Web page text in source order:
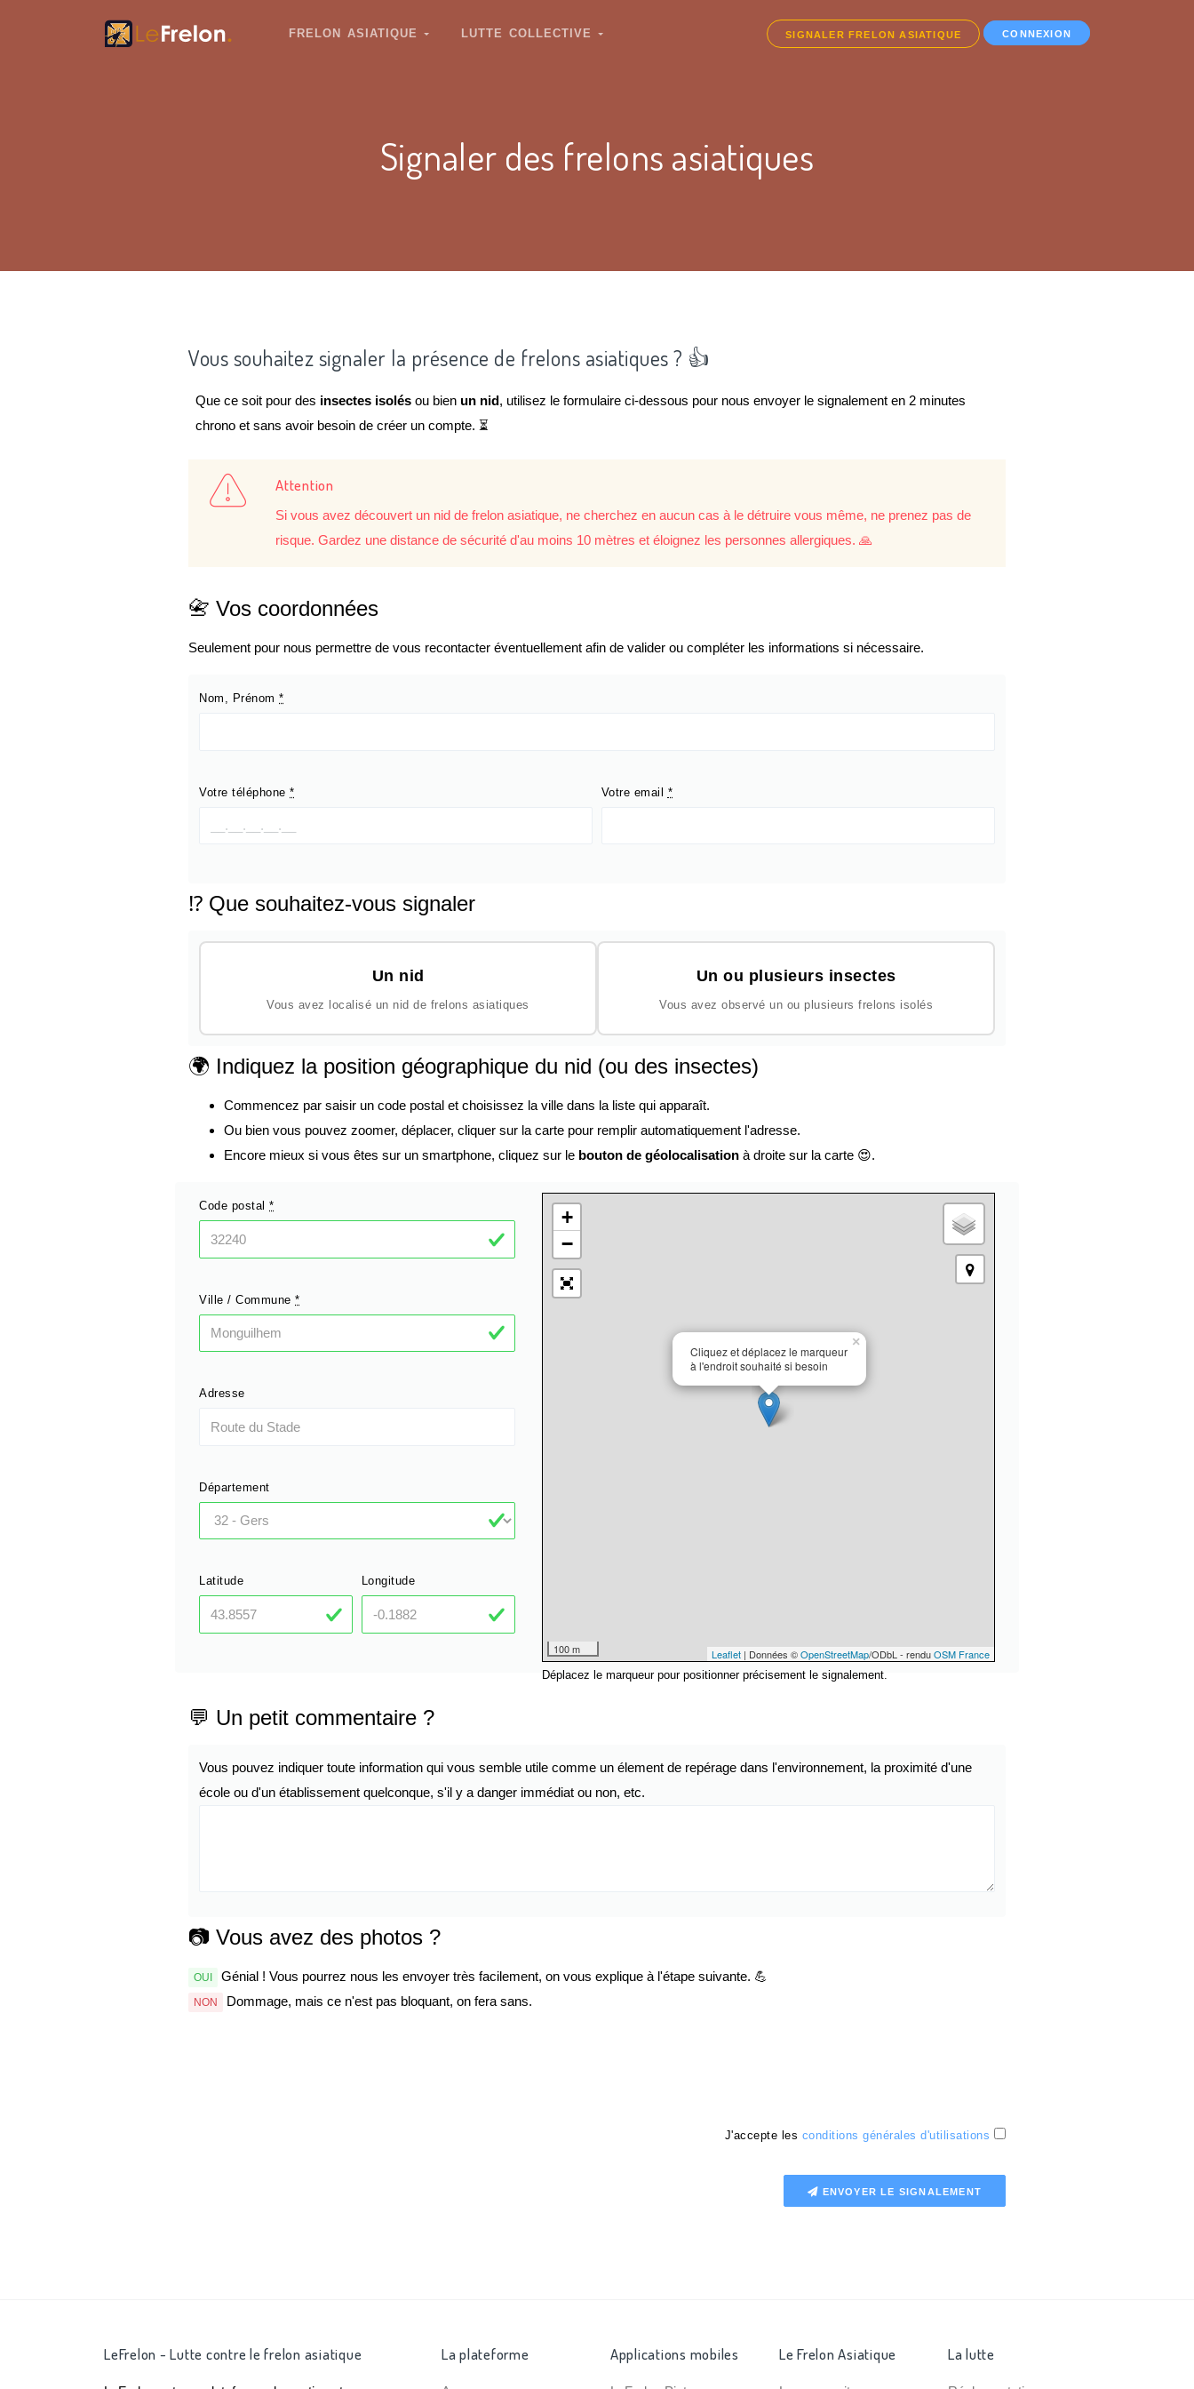
FRELON ASIATIQUE LUTTE COLLECTIVE SIGNALER FRELON ASIATIQUE CONNEXION
Signaler des frelons asiatiques
Vous souhaitez signaler la présence de frelons asiatiques ? 👍
Que ce soit pour des insectes isolés ou bien un nid, utilisez le formulaire ci-dessous pour nous envoyer le signalement en 2 minutes
chrono et sans avoir besoin de créer un compte. ⏳
Attention
Si vous avez découvert un nid de frelon asiatique, ne cherchez en aucun cas à le détruire vous même, ne prenez pas de
risque. Gardez une distance de sécurité d'au moins 10 mètres et éloignez les personnes allergiques. 🙏
📇 Vos coordonnées
Seulement pour nous permettre de vous recontacter éventuellement afin de valider ou compléter les informations si nécessaire.
Nom, Prénom *
Votre téléphone * Votre email *
⁉️ Que souhaitez-vous signaler
Un nid
Vous avez localisé un nid de frelons asiatiques
Un ou plusieurs insectes
Vous avez observé un ou plusieurs frelons isolés
🌍 Indiquez la position géographique du nid (ou des insectes)
Commencez par saisir un code postal et choisissez la ville dans la liste qui apparaît.
Ou bien vous pouvez zoomer, déplacer, cliquer sur la carte pour remplir automatiquement l'adresse.
Encore mieux si vous êtes sur un smartphone, cliquez sur le bouton de géolocalisation à droite sur la carte 😍.
Code postal *
Ville / Commune *
Adresse
Département
Latitude Longitude
Cliquez et déplacez le marqueur
à l'endroit souhaité si besoin
×
+
−
100 m Leaflet| Données ©OpenStreetMap/ODbL - renduOSM France
Déplacez le marqueur pour positionner précisement le signalement.
💬 Un petit commentaire ?
Vous pouvez indiquer toute information qui vous semble utile comme un élement de repérage dans l'environnement, la proximité d'une
école ou d'un établissement quelconque, s'il y a danger immédiat ou non, etc.
📷 Vous avez des photos ?
OUI Génial ! Vous pourrez nous les envoyer très facilement, on vous explique à l'étape suivante. 💪
NON Dommage, mais ce n'est pas bloquant, on fera sans.
J'accepte les conditions générales d'utilisations
ENVOYER LE SIGNALEMENT
La plateforme Applications mobiles Le Frelon Asiatique La lutte
LeFrelon - Lutte contre le frelon asiatique